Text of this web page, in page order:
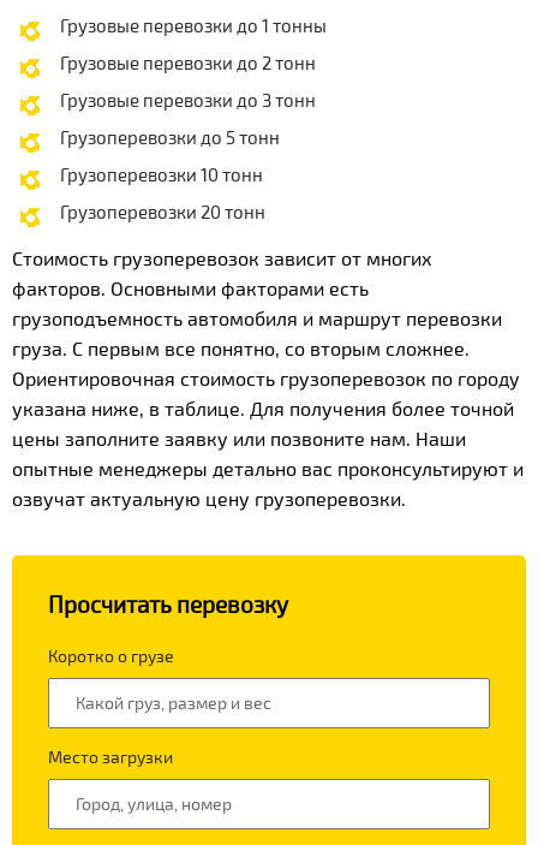
Грузовые перевозки до 1 тонны
Грузовые перевозки до 2 тонн
Грузовые перевозки до 3 тонн
Грузоперевозки до 5 тонн
Грузоперевозки 10 тонн
Грузоперевозки 20 тонн
Стоимость грузоперевозок зависит от многих
факторов. Основными факторами есть
грузоподъемность автомобиля и маршрут перевозки
груза. С первым все понятно, со вторым сложнее.
Ориентировочная стоимость грузоперевозок по городу
указана ниже, в таблице. Для получения более точной
цены заполните заявку или позвоните нам. Наши
опытные менеджеры детально вас проконсультируют и
озвучат актуальную цену грузоперевозки.
Просчитать перевозку
Коротко о грузе
Место загрузки